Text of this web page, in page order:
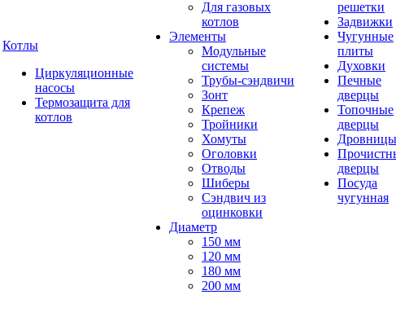
Котлы
Циркуляционные
насосы
Термозащита для
котлов
Для газовых
котлов
Элементы
Модульные
системы
Трубы-сэндвичи
Зонт
Крепеж
Тройники
Хомуты
Оголовки
Отводы
Шиберы
Сэндвич из
оцинковки
Диаметр
150 мм
120 мм
180 мм
200 мм
решетки
Задвижки
Чугунные
плиты
Духовки
Печные
дверцы
Топочные
дверцы
Дровницы
дверцы
Посуда
чугунная